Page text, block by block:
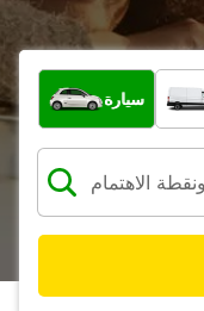
ما نوع المركبة؟
سيارة